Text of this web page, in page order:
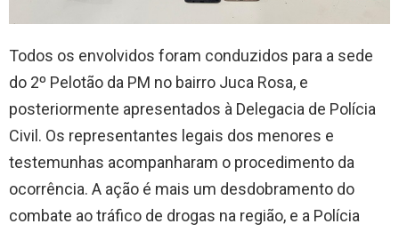
Todos os envolvidos foram conduzidos para a sede
do 2º Pelotão da PM no bairro Juca Rosa, e
posteriormente apresentados à Delegacia de Polícia
Civil. Os representantes legais dos menores e
testemunhas acompanharam o procedimento da
ocorrência. A ação é mais um desdobramento do
combate ao tráfico de drogas na região, e a Polícia